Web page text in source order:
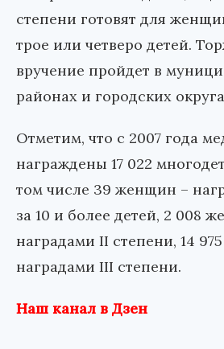
степени готовят для
трое или четверо детей.
вручение пройдет в
районах и городских
Отметим, что с 2007 года
награждены 17 022
том числе 39 женщин –
за 10 и более детей, 2 008
наградами II степени, 14
наградами III степени.
Наш канал в Дзен